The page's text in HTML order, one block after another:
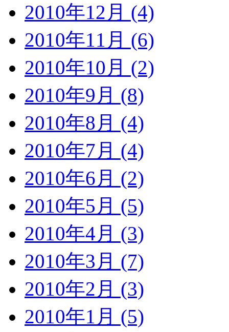
2010年12月 (4)
2010年11月 (6)
2010年10月 (2)
2010年9月 (8)
2010年8月 (4)
2010年7月 (4)
2010年6月 (2)
2010年5月 (5)
2010年4月 (3)
2010年3月 (7)
2010年2月 (3)
2010年1月 (5)